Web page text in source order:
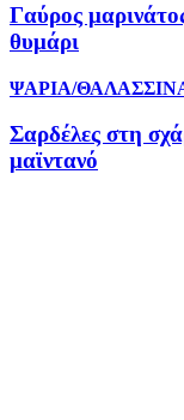
Γαύρος
θυμάρι
ΨΑΡΙΑ/
Σαρδέλες στη
μαϊντανό